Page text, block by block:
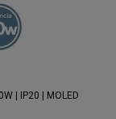
| IP20 | MOLED